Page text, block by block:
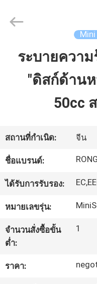
บ้าน
เกี่ยว
กับ
เรา
โรงงาน
Rongyao
Vehicle
ระบายควา
"ดิสก์ด้าน
50cc
สถานที่กำเนิด: จีน
ชื่อแบรนด์:
ได้รับการรับรอง:
หมายเลขรุ่น:
จำนวนสั่งซื้อขั้น
ต่ำ:
1
ราคา: